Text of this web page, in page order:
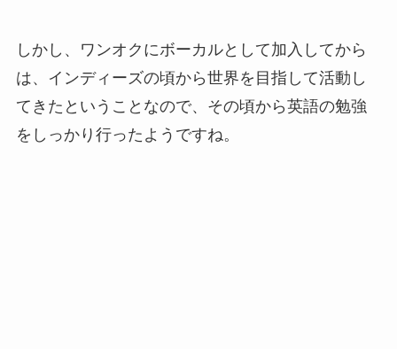
しかし、ワンオクにボーカルとして加入してから
は、インディーズの頃から世界を目指して活動し
てきたということなので、その頃から英語の勉強
をしっかり行ったようですね。